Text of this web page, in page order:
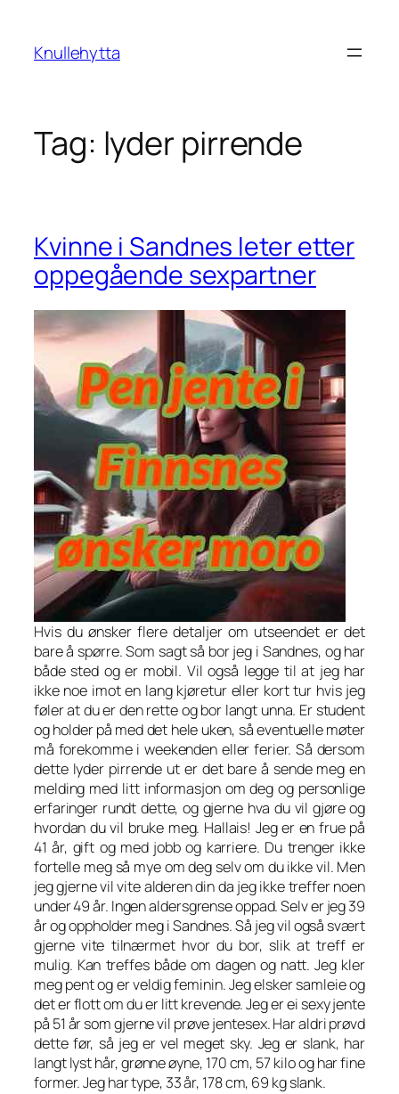
content
Knullehytta
Tag: lyder pirrende
Kvinne i Sandnes leter etter
oppegående sexpartner
Hvis du ønsker flere detaljer om utseendet er det
bare å spørre. Som sagt så bor jeg i Sandnes, og har
både sted og er mobil. Vil også legge til at jeg har
ikke noe imot en lang kjøretur eller kort tur hvis jeg
føler at du er den rette og bor langt unna. Er student
og holder på med det hele uken, så eventuelle møter
må forekomme i weekenden eller ferier. Så dersom
dette lyder pirrende ut er det bare å sende meg en
melding med litt informasjon om deg og personlige
erfaringer rundt dette, og gjerne hva du vil gjøre og
hvordan du vil bruke meg. Hallais! Jeg er en frue på
41 år, gift og med jobb og karriere. Du trenger ikke
fortelle meg så mye om deg selv om du ikke vil. Men
jeg gjerne vil vite alderen din da jeg ikke treffer noen
under 49 år. Ingen aldersgrense oppad. Selv er jeg 39
år og oppholder meg i Sandnes. Så jeg vil også svært
gjerne vite tilnærmet hvor du bor, slik at treff er
mulig. Kan treffes både om dagen og natt. Jeg kler
meg pent og er veldig feminin. Jeg elsker samleie og
det er flott om du er litt krevende. Jeg er ei sexy jente
på 51 år som gjerne vil prøve jentesex. Har aldri prøvd
dette før, så jeg er vel meget sky. Jeg er slank, har
langt lyst hår, grønne øyne, 170 cm, 57 kilo og har fine
former. Jeg har type, 33 år, 178 cm, 69 kg slank.